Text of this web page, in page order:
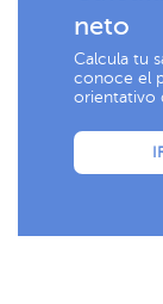
neto
Calcula tu
conoce el
orientativo